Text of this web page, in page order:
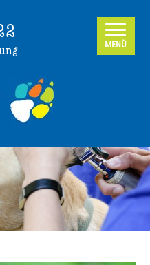
MENÜ